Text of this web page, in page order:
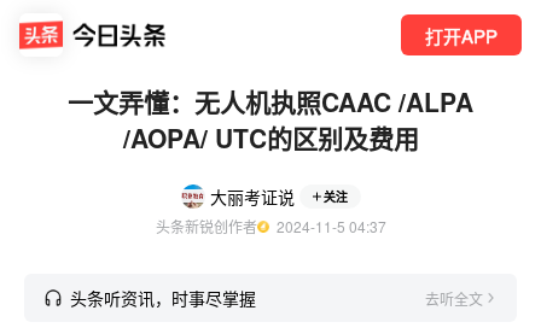
打开APP
一文弄懂：无人机执照CAAC /ALPA
/AOPA/ UTC的区别及费用
大丽考证说 关注
头条新锐创作者
  2024-11-5 04:37
头条听资讯，时事尽掌握 去听全文